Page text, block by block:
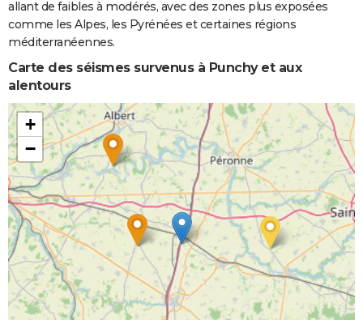
allant de faibles à modérés, avec des zones plus exposées
comme les Alpes, les Pyrénées et certaines régions
méditerranéennes.
Carte des séismes survenus à Punchy et aux
alentours
+
−